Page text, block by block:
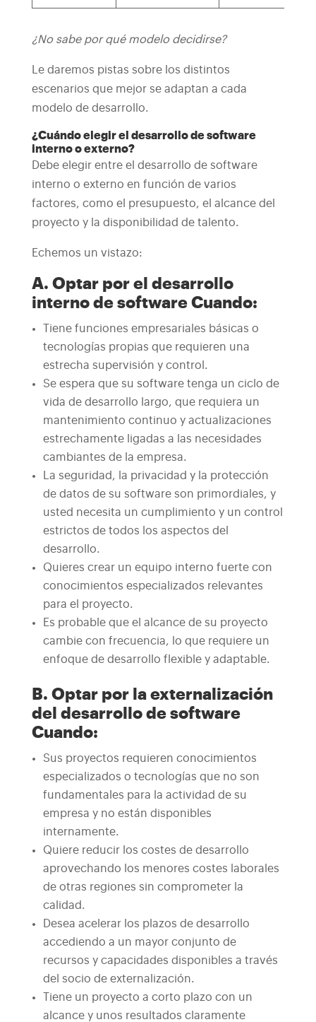
¿No sabe por qué modelo decidirse?
Le daremos pistas sobre los distintos
escenarios que mejor se adaptan a cada
modelo de desarrollo.
¿Cuándo elegir el desarrollo de software
interno o externo?
Debe elegir entre el desarrollo de software
interno o externo en función de varios
factores, como el presupuesto, el alcance del
proyecto y la disponibilidad de talento.
Echemos un vistazo:
A. Optar por el desarrollo
interno de software Cuando:
Tiene funciones empresariales básicas o
tecnologías propias que requieren una
estrecha supervisión y control.
Se espera que su software tenga un ciclo de
vida de desarrollo largo, que requiera un
mantenimiento continuo y actualizaciones
estrechamente ligadas a las necesidades
cambiantes de la empresa.
La seguridad, la privacidad y la protección
de datos de su software son primordiales, y
usted necesita un cumplimiento y un control
estrictos de todos los aspectos del
desarrollo.
Quieres crear un equipo interno fuerte con
conocimientos especializados relevantes
para el proyecto.
Es probable que el alcance de su proyecto
cambie con frecuencia, lo que requiere un
enfoque de desarrollo flexible y adaptable.
B. Optar por la externalización
del desarrollo de software
Cuando:
Sus proyectos requieren conocimientos
especializados o tecnologías que no son
fundamentales para la actividad de su
empresa y no están disponibles
internamente.
Quiere reducir los costes de desarrollo
aprovechando los menores costes laborales
de otras regiones sin comprometer la
calidad.
Desea acelerar los plazos de desarrollo
accediendo a un mayor conjunto de
recursos y capacidades disponibles a través
del socio de externalización.
Tiene un proyecto a corto plazo con un
alcance y unos resultados claramente